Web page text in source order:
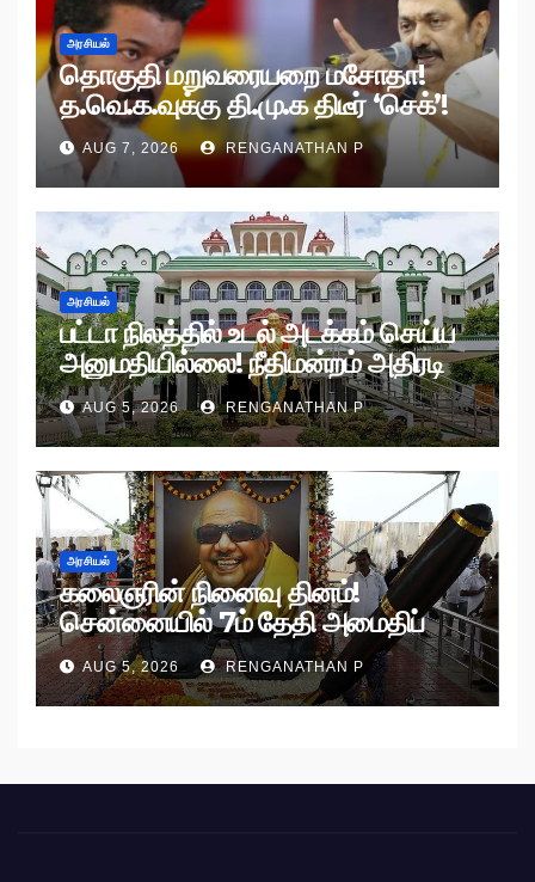
அரசியல்
தொகுதி மறுவரையறை மசோதா!
த.வெ.க.வுக்கு தி.மு.க திடீர் ‘செக்’!
AUG 7, 2026 RENGANATHAN P
அரசியல்
பட்டா நிலத்தில் உடல் அடக்கம் செய்ய
அனுமதியில்லை! நீதிமன்றம் அதிரடி
உத்தரவு!
AUG 5, 2026 RENGANATHAN P
அரசியல்
கலைஞரின் நினைவு தினம்!
சென்னையில் 7ம் தேதி அமைதிப்
பேரணி!
AUG 5, 2026 RENGANATHAN P